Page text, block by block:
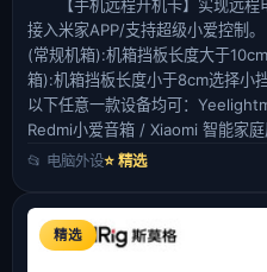
【手机远程开机卡】实现远
接入米家APP/支持超级小爱控制
(常规机箱):机箱挡板长度大于
箱):机箱挡板长度小于8cm选择小
以下任意一款设备均可：
Redmi小爱音箱 / Xiaomi 智能家
📂 电脑外设⭐ 精选
精选